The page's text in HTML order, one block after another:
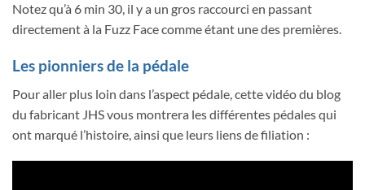
Notez qu’à 6 min 30, il y a un gros raccourci en passant
directement à la Fuzz Face comme étant une des premières.
Les pionniers de la pédale
Pour aller plus loin dans l’aspect pédale, cette vidéo du blog
du fabricant JHS vous montrera les différentes pédales qui
ont marqué l’histoire, ainsi que leurs liens de filiation :